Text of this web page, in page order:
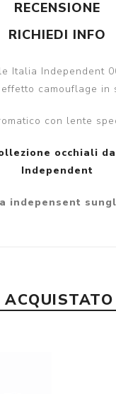
RECENSIONE
RICHIEDI INFO
Italia Independent
camouflage in
con lente
occhiali
Independent